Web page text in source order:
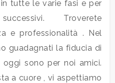
tutte le varie fasi e per
Troverete
e professionalità . Nel
guadagnati la fiducia di
sono per noi amici.
a cuore , vi aspettiamo